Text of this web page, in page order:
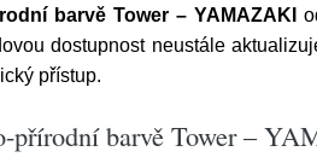
barvě Tower – YAMAZAKI
dostupnost neustále
přístup.
přírodní barvě Tower –